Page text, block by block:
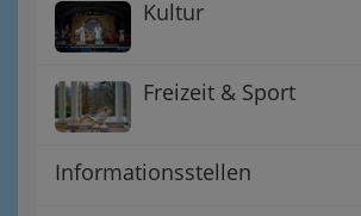
Kultur
Freizeit & Sport
Informationsstellen